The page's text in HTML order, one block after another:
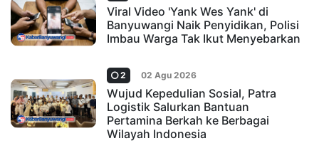
Viral Video 'Yank Wes Yank' di
Banyuwangi Naik Penyidikan, Polisi
Imbau Warga Tak Ikut Menyebarkan
2 02 Agu 2026
Wujud Kepedulian Sosial, Patra
Logistik Salurkan Bantuan
Pertamina Berkah ke Berbagai
Wilayah Indonesia